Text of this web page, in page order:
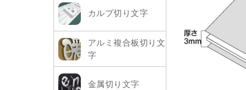
カルプ切り文字
アルミ複合板切り文
字
金属切り文字